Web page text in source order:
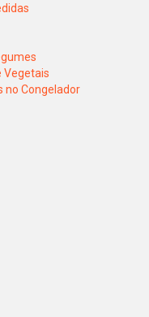
Vegetais
no Congelador